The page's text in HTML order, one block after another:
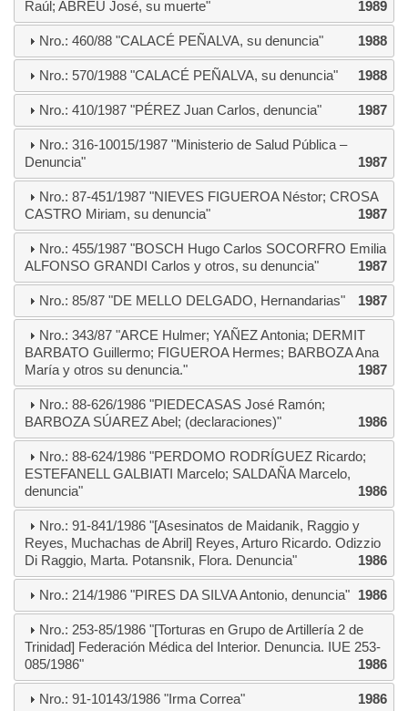
Raúl; ABREU José, su muerte"
1989
Nro.: 460/88 "CALACÉ PEÑALVA, su denuncia" 1988
Nro.: 570/1988 "CALACÉ PEÑALVA, su denuncia" 1988
Nro.: 410/1987 "PÉREZ Juan Carlos, denuncia" 1987
Nro.: 316-10015/1987 "Ministerio de Salud Pública –
Denuncia"
1987
Nro.: 87-451/1987 "NIEVES FIGUEROA Néstor; CROSA
CASTRO Miriam, su denuncia"
1987
Nro.: 455/1987 "BOSCH Hugo Carlos SOCORFRO Emilia
ALFONSO GRANDI Carlos y otros, su denuncia"
1987
Nro.: 85/87 "DE MELLO DELGADO, Hernandarias" 1987
Nro.: 343/87 "ARCE Hulmer; YAÑEZ Antonia; DERMIT
BARBATO Guillermo; FIGUEROA Hermes; BARBOZA Ana
María y otros su denuncia."
1987
Nro.: 88-626/1986 "PIEDECASAS José Ramón;
BARBOZA SÚAREZ Abel; (declaraciones)"
1986
Nro.: 88-624/1986 "PERDOMO RODRÍGUEZ Ricardo;
ESTEFANELL GALBIATI Marcelo; SALDAÑA Marcelo,
denuncia"
1986
Nro.: 91-841/1986 "[Asesinatos de Maidanik, Raggio y
Reyes, Muchachas de Abril] Reyes, Arturo Ricardo. Odizzio
Di Raggio, Marta. Potansnik, Flora. Denuncia"
1986
Nro.: 214/1986 "PIRES DA SILVA Antonio, denuncia" 1986
Nro.: 253-85/1986 "[Torturas en Grupo de Artillería 2 de
Trinidad] Federación Médica del Interior. Denuncia. IUE 253-
085/1986"
1986
Nro.: 91-10143/1986 "Irma Correa" 1986